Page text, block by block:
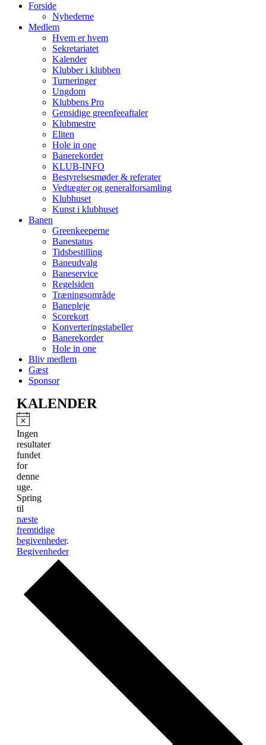
Forside
Nyhederne
Medlem
Hvem er hvem
Sekretariatet
Kalender
Klubber i klubben
Turneringer
Ungdom
Klubbens Pro
Gensidige greenfeeaftaler
Klubmestre
Eliten
Hole in one
Banerekorder
KLUB-INFO
Bestyrelsesmøder & referater
Vedtægter og generalforsamling
Klubhuset
Kunst i klubhuset
Banen
Greenkeeperne
Banestatus
Tidsbestilling
Baneudvalg
Baneservice
Regelsiden
Træningsområde
Banepleje
Scorekort
Konverteringstabeller
Banerekorder
Hole in one
Bliv medlem
Gæst
Sponsor
KALENDER
Notice
Ingen
resultater
fundet
for
denne
uge.
Spring
til
næste
fremtidige
begivenheder.
Begivenheder